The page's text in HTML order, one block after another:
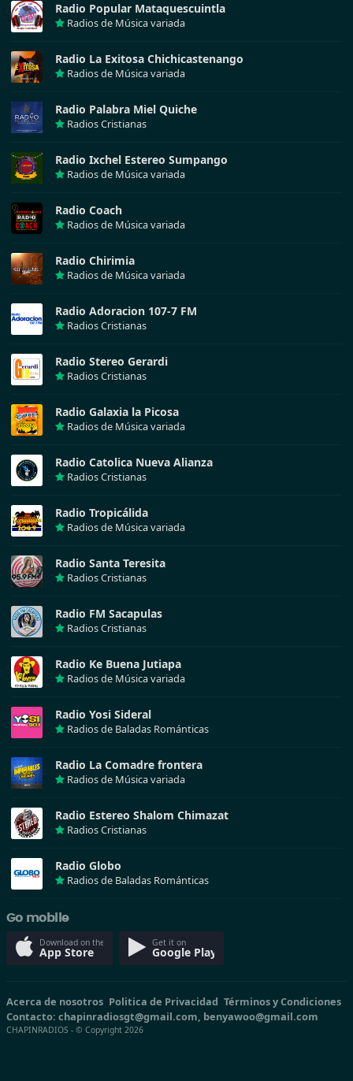
Radio Popular Mataquescuintla
Radios de Música variada
Radio La Exitosa Chichicastenango
Radios de Música variada
Radio Palabra Miel Quiche
Radios Cristianas
Radio Ixchel Estereo Sumpango
Radios de Música variada
Radio Coach
Radios de Música variada
Radio Chirimia
Radios de Música variada
Radio Adoracion 107-7 FM
Radios Cristianas
Radio Stereo Gerardi
Radios Cristianas
Radio Galaxia la Picosa
Radios de Música variada
Radio Catolica Nueva Alianza
Radios Cristianas
Radio Tropicálida
Radios de Música variada
Radio Santa Teresita
Radios Cristianas
Radio FM Sacapulas
Radios Cristianas
Radio Ke Buena Jutiapa
Radios de Música variada
Radio Yosi Sideral
Radios de Baladas Románticas
Radio La Comadre frontera
Radios de Música variada
Radio Estereo Shalom Chimazat
Radios Cristianas
Radio Globo
Radios de Baladas Románticas
Go mobile
Download on the
App Store
Get it on
Google Play
Acerca de nosotros Politica de Privacidad Términos y Condiciones
Contacto: chapinradiosgt@gmail.com, benyawoo@gmail.com
CHAPINRADIOS - © Copyright 2026